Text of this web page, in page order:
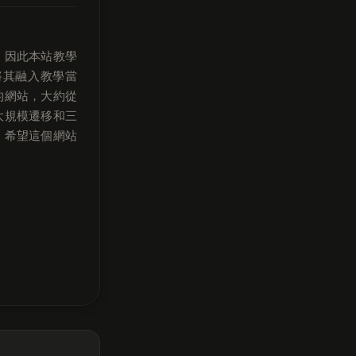
此本站教學
融入教學當
站，大約從
規模遷移和三
希望這個網站